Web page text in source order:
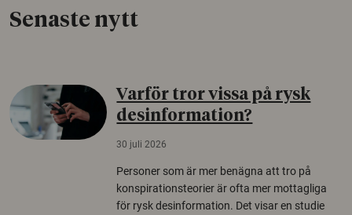
Senaste nytt
Varför tror vissa på rysk
desinformation?
30 juli 2026
Personer som är mer benägna att tro på
konspirationsteorier är ofta mer mottagliga
för rysk desinformation. Det visar en studie